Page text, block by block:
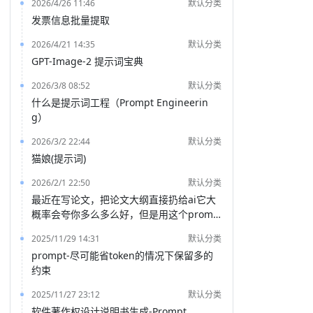
2026/4/26 11:46 默认分类
发票信息批量提取
2026/4/21 14:35 默认分类
GPT-Image-2 提示词宝典
2026/3/8 08:52 默认分类
什么是提示词工程（Prompt Engineerin
g）
2026/3/2 22:44 默认分类
猫娘(提示词)
2026/2/1 22:50 默认分类
最近在写论文，把论文大纲直接扔给ai它大
概率会夸你多么多么好，但是用这个promp
2025/11/29 14:31 默认分类
prompt-尽可能省token的情况下保留多的
约束
2025/11/27 23:12 默认分类